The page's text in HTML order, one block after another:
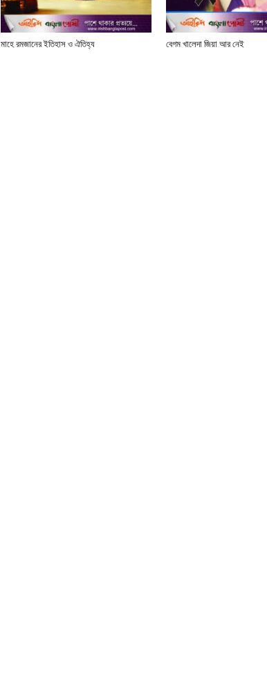
মাহে রমজানের ইতিহাস ও ঐতিহ্য বেগম খালেদা জিয়া আর নেই